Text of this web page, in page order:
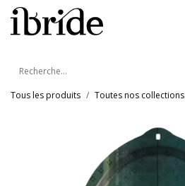
Se rendre au contenu
Tous les produits Toutes nos collections